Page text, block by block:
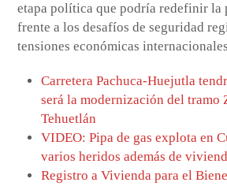
etapa política que podría redefinir la
frente a los desafíos de seguridad
tensiones económicas
Carretera Pachuca-Huejutla
será la modernización del tramo
Tehuetlán
VIDEO: Pipa de gas explota en
varios heridos además de
Registro a Vivienda para el